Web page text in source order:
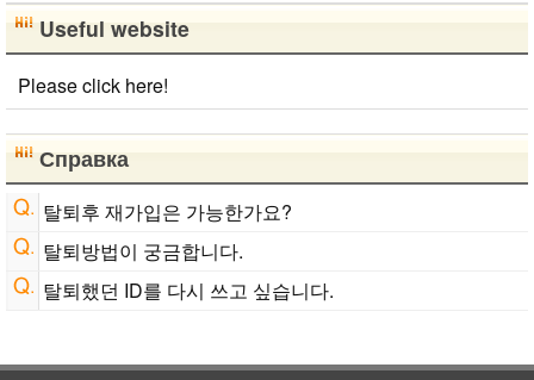
Useful website
Please click here!
Справка
탈퇴후 재가입은 가능한가요?
탈퇴방법이 궁금합니다.
탈퇴했던 ID를 다시 쓰고 싶습니다.